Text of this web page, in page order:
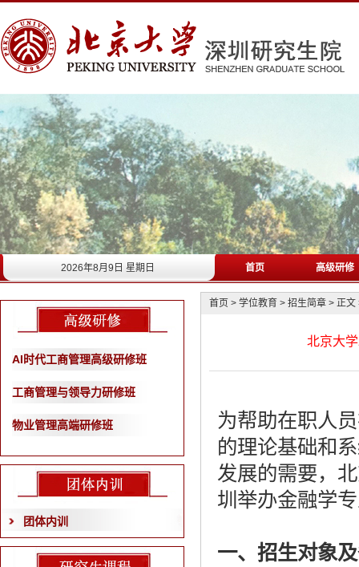
2026年8月9日 星期日 首页 高级研修
AI时代工商管理高级研修班
工商管理与领导力研修班
物业管理高端研修班
团体内训
首页 > 学位教育 > 招生简章 > 正文
北京大
为帮助在职人
的理论基础和
发展的需要，
圳举办金融学
一、招生对象